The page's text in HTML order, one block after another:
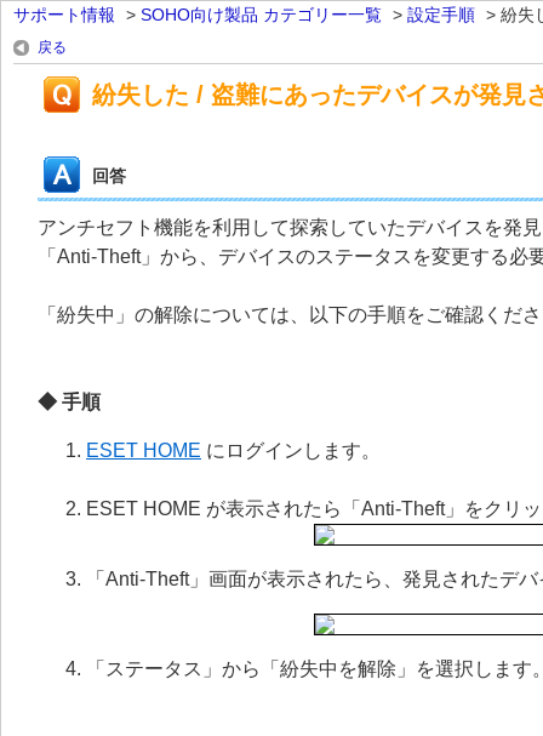
サポート情報 > SOHO向け製品 カテゴリー一覧 > 設定手順 > 紛失
戻る
紛失した / 盗難にあったデバイスが発見
回答
アンチセフト機能を利用して探索していたデバイスを発
「Anti-Theft」から、デバイスのステータスを変更する必
「紛失中」の解除については、以下の手順をご確認くだ
◆ 手順
ESET HOME にログインします。
ESET HOME が表示されたら「Anti-Theft」をクリ
「Anti-Theft」画面が表示されたら、発見されたデ
「ステータス」から「紛失中を解除」を選択します